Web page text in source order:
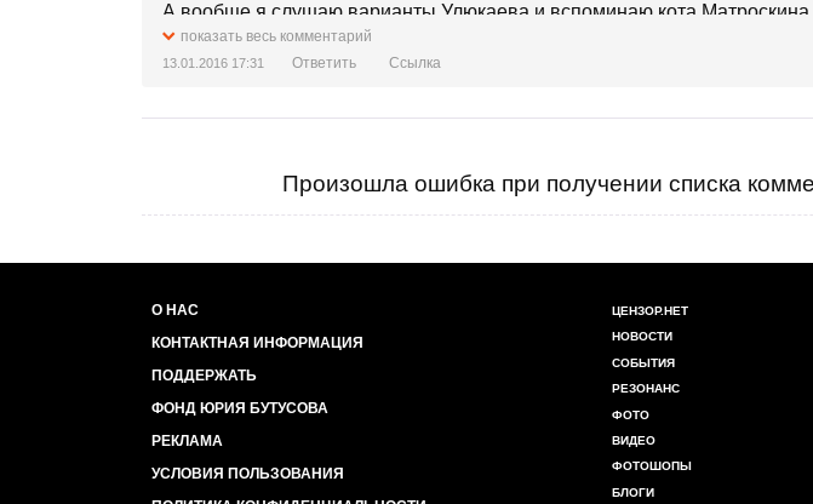
А вообще я слушаю варианты Улюкаева и вспоминаю кота
ненужное, надо сперва купить что-нибудь ненужное. Все-таки хорошо,
банка появляются сами по себе...
показать весь комментарий
13.01.2016 17:31 Ответить Ссылка
Произошла ошибка при получении списка
О НАС
КОНТАКТНАЯ ИНФОРМАЦИЯ
ПОДДЕРЖАТЬ
ФОНД ЮРИЯ БУТУСОВА
РЕКЛАМА
УСЛОВИЯ ПОЛЬЗОВАНИЯ
ЦЕНЗОР.НЕТ
НОВОСТИ
СОБЫТИЯ
РЕЗОНАНС
ФОТО
ВИДЕО
ФОТОШОПЫ
БЛОГИ